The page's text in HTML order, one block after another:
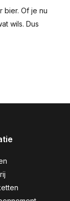
bier. Of je nu
wils. Dus